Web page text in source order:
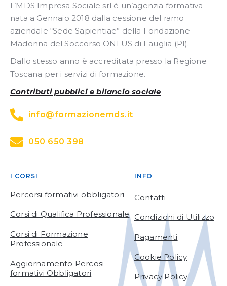
L’MDS Impresa Sociale srl è un’agenzia formativa
nata a Gennaio 2018 dalla cessione del ramo
aziendale “Sede Sapientiae” della Fondazione
Madonna del Soccorso ONLUS di Fauglia (PI).
Dallo stesso anno è accreditata presso la Regione
Toscana per i servizi di formazione.
Contributi pubblici e bilancio sociale
info@formazionemds.it
050 650 398
I CORSI
Percorsi formativi obbligatori
Corsi di Qualifica Professionale
Corsi di Formazione
Professionale
Aggiornamento Percosi
formativi Obbligatori
INFO
Contatti
Condizioni di Utilizzo
Pagamenti
Cookie Policy
Privacy Policy